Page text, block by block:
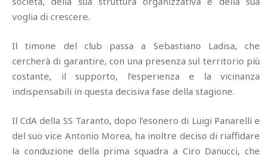
voglia di crescere.
Il timone del club passa a Sebastiano Ladisa, che
cercherà di garantire, con una presenza sul territorio più
costante, il supporto, l’esperienza e la vicinanza
indispensabili in questa decisiva fase della stagione.
Il CdA della SS Taranto, dopo l’esonero di Luigi Panarelli e
del suo vice Antonio Morea, ha inoltre deciso di riaffidare
la conduzione della prima squadra a Ciro Danucci, che